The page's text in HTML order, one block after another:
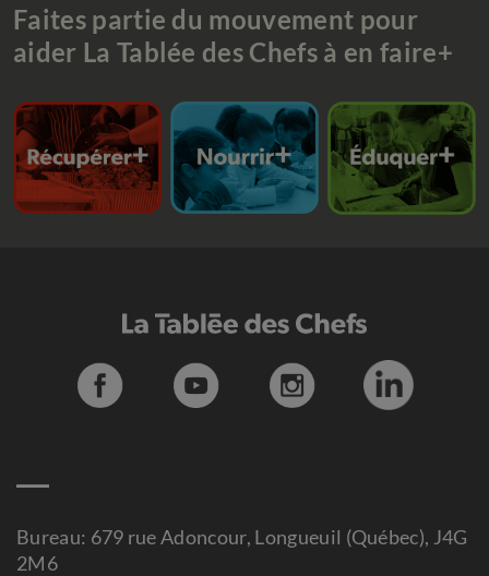
Faites partie du mouvement pour
aider La Tablée des Chefs à en faire+
Bureau: 679 rue Adoncour, Longueuil (Québec), J4G
2M6